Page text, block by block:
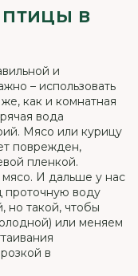
ПТИЦЫ В
и
– использовать
как и комнатная
вода
Мясо или курицу
поврежден,
пленкой.
И дальше у нас
проточную воду
но такой, чтобы
или меняем
в